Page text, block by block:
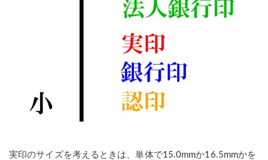
実印のサイズを考えるときは、単体で15.0mmか16.5mmかを